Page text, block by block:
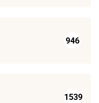
946
1539